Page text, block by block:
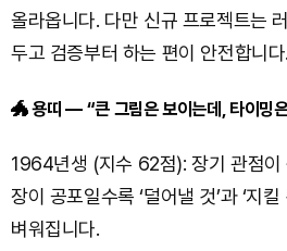
올라옵니다. 다만 신규 프로젝트는
두고 검증부터 하는 편이 안전합니다.
🐲 용띠 — “큰 그림은 보이는데, 타이밍
1964년생 (지수 62점): 장기 관점이
장이 공포일수록 ‘덜어낼 것’과 ‘지
벼워집니다.